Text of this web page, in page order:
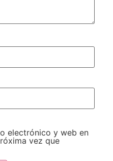
electrónico y web en
vez que